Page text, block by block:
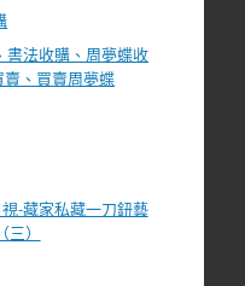
書法收購、周夢蝶收
、買賣周夢蝶
-藏家私藏一刀鈕藝
）